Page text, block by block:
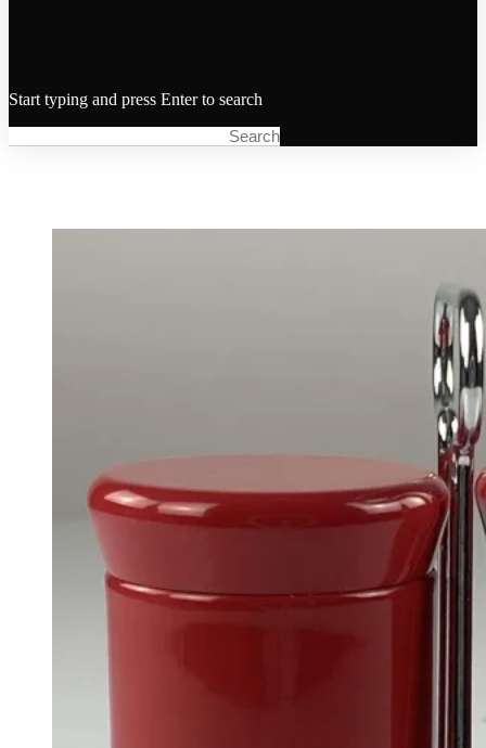
Start typing and press Enter to search